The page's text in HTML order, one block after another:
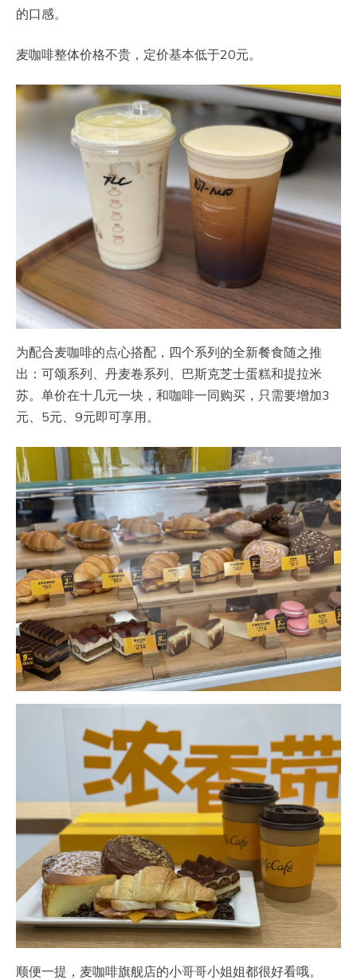
的口感。
麦咖啡整体价格不贵，定价基本低于20元。
为配合麦咖啡的点心搭配，四个系列的全新餐食随之推
出：可颂系列、丹麦卷系列、巴斯克芝士蛋糕和提拉米
苏。单价在十几元一块，和咖啡一同购买，只需要增加3
元、5元、9元即可享用。
顺便一提，麦咖啡旗舰店的小哥哥小姐姐都很好看哦。